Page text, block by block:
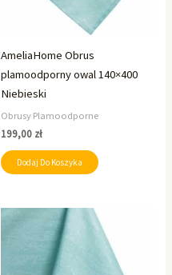
AmeliaHome Obrus
plamoodporny owal 140×400
Niebieski
Obrusy Plamoodporne
199,00 zł
Dodaj Do Koszyka